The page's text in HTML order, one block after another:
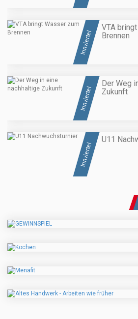
Innviertel
VTA
Brennen
Innviertel
Der Weg
Zukunft
Innviertel
U11